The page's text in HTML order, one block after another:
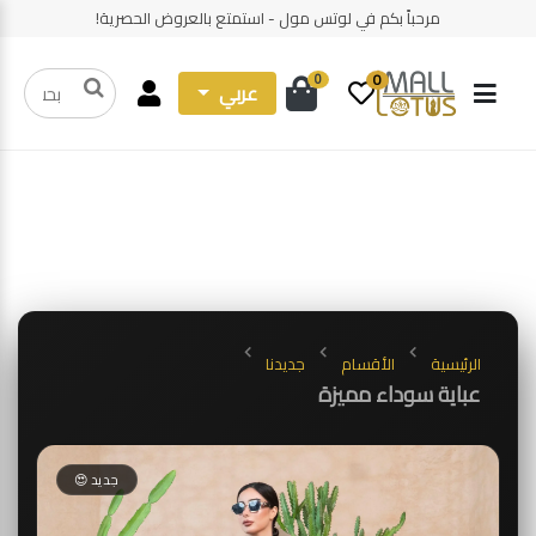
مرحباً بكم في لوتس مول - استمتع بالعروض الحصرية!
0
0 عربي
الرئيسية الأقسام جديدنا
عباية سوداء مميزة
جديد 😍